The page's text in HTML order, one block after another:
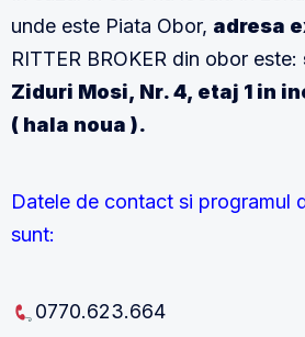
unde este Piata Obor, adresa
RITTER BROKER din obor este:
Ziduri Mosi, Nr. 4, etaj 1 in
( hala noua ).
Datele de contact si programul
sunt:
0770.623.664